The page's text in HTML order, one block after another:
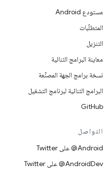
مستودع Android
المتطلّبات
التنزيل
معاينة البرامج الثنائية
نسخة برامج الجهة المصنِّعة
البرامج الثنائية لبرنامج التشغيل
GitHub
التواصل
‎@Android على Twitter
‎@AndroidDev على Twitter